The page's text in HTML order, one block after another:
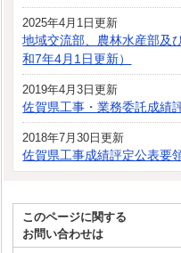
2025年4月1日更新
地域交流部、農林水産部
和7年4月1日更新）
2019年4月3日更新
佐賀県工事・業務委託成績
2018年7月30日更新
佐賀県工事成績評定公表要
このページに関する
お問い合わせは